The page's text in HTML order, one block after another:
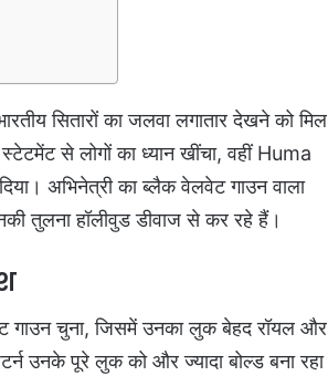
सितारों का जलवा लगातार देखने को मिल
से लोगों का ध्यान खींचा, वहीं Huma
अभिनेत्री का ब्लैक वेलवेट गाउन वाला
तुलना हॉलीवुड डीवाज से कर रहे हैं।
गाउन चुना, जिसमें उनका लुक बेहद रॉयल और
उनके पूरे लुक को और ज्यादा बोल्ड बना रहा